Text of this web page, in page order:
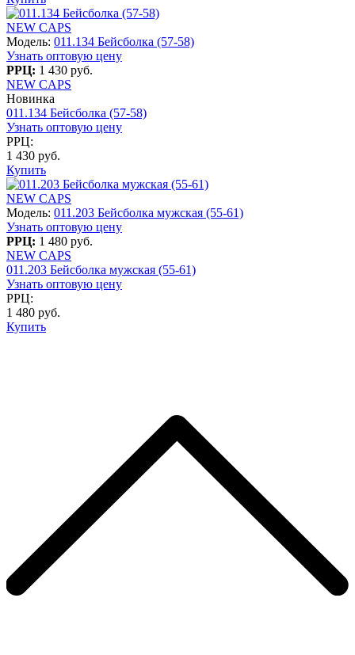
NEW CAPS
Модель: 011.134 Бейсболка (57-58)
Узнать оптовую цену
РРЦ: 1 430 руб.
NEW CAPS
Новинка
011.134 Бейсболка (57-58)
Узнать оптовую цену
РРЦ:
1 430 руб.
Купить
NEW CAPS
Модель: 011.203 Бейсболка мужская (55-61)
Узнать оптовую цену
РРЦ: 1 480 руб.
NEW CAPS
011.203 Бейсболка мужская (55-61)
Узнать оптовую цену
РРЦ:
1 480 руб.
Купить